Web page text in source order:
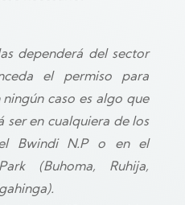
dependerá del sector
el permiso para
caso es algo que
ser en cualquiera de los
Bwindi N.P o en el
(Buhoma, Ruhija,